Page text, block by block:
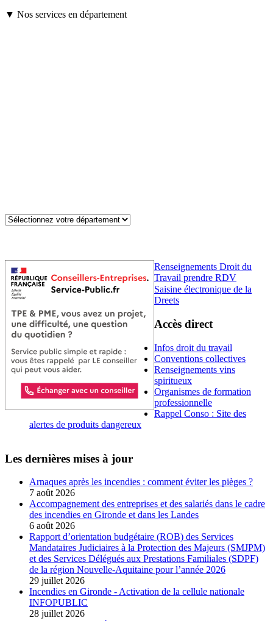
▼ Nos services en département
Renseignements Droit du
Travail prendre RDV
Saisine électronique de la
Dreets
Accès direct
Infos droit du travail
Conventions collectives
Renseignements vins
spiritueux
Organismes de formation
professionnelle
Rappel Conso : Site des
alertes de produits dangereux
Les dernières mises à jour
Arnaques après les incendies : comment éviter les pièges ?
7 août 2026
Accompagnement des entreprises et des salariés dans le cadre
des incendies en Gironde et dans les Landes
6 août 2026
Rapport d’orientation budgétaire (ROB) des Services
Mandataires Judiciaires à la Protection des Majeurs (SMJPM)
et des Services Délégués aux Prestations Familiales (SDPF)
de la région Nouvelle-Aquitaine pour l’année 2026
29 juillet 2026
Incendies en Gironde - Activation de la cellule nationale
INFOPUBLIC
28 juillet 2026